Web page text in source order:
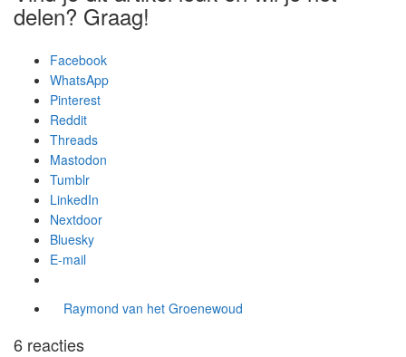
delen? Graag!
Facebook
WhatsApp
Pinterest
Reddit
Threads
Mastodon
Tumblr
LinkedIn
Nextdoor
Bluesky
E-mail
Raymond van het Groenewoud
6 reacties